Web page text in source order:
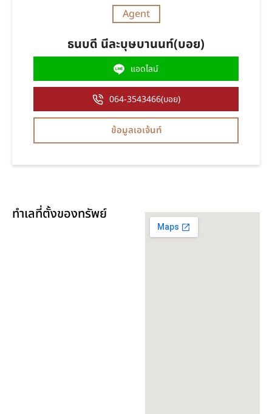
Agent
ธนบดี นีละบุษบานนท์(บอย)
แอดไลน์
064-3543466(บอย)
ข้อมูลเอเจ้นท์
ทำเลที่ตั้งของทรัพย์